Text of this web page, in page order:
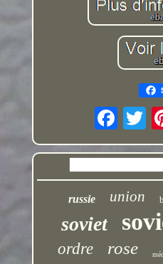
russie union
soviet
ordre rose